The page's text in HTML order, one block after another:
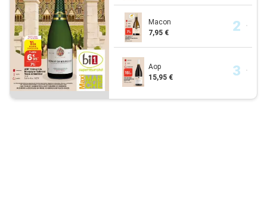
Macon
7,95 €
Aop
15,95 €